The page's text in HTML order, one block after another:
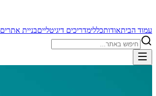
עמוד הביתאודותכללימדריכים דיגיטלייםבניית אתרים